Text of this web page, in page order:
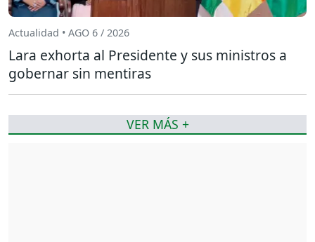
Actualidad • AGO 6 / 2026
Lara exhorta al Presidente y sus ministros a
gobernar sin mentiras
VER MÁS +